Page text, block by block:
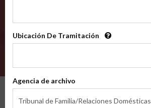
Tramitación
Ubicación De Tramitación
Tramitación
Agencia de archivo
Tribunal de Familia/Relaciones Domésticas
de